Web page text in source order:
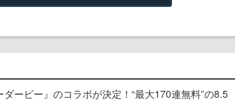
ービー』のコラボが決定！“最大170連無料”の8.5